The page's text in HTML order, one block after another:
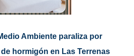
Ambiente paraliza por
hormigón en Las Terrenas